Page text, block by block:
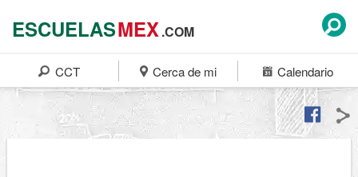
ESCUELASMEX.COM
CCT Cerca de mi Calendario